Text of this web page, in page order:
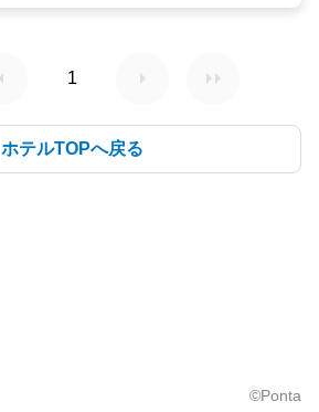
1
ホテルTOPへ戻る
©Ponta